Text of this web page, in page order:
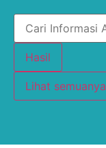
Hasil
Lihat semuanya